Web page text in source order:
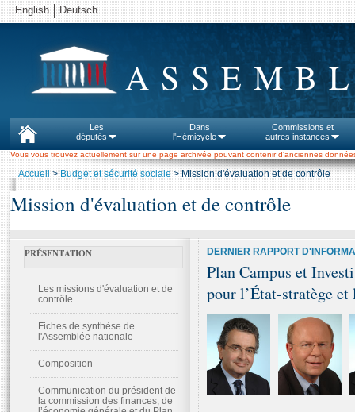
English Deutsch
Les
députés
Dans
l'Hémicycle
Commissions et
autres instances
Vous vous trouvez actuellement sur une page archivée pouvant contenir d'anciennes
Accueil >Budget et sécurité sociale> Mission d'évaluation et de contrôle
Mission d'évaluation et de contrôle
PRÉSENTATION
Les missions d'évaluation et de
contrôle
Fiches de synthèse de
l'Assemblée nationale
Composition
Communication du président de
la commission des finances, de
DERNIER RAPPORT
Plan Campus et
pour l’État-stratège